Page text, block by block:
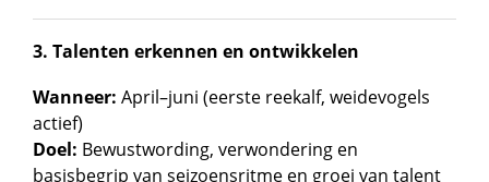
3. Talenten erkennen en ontwikkelen
Wanneer: April–juni (eerste reekalf, weidevogels
actief)
Doel: Bewustwording, verwondering en
basisbegrip van seizoensritme en groei van talent